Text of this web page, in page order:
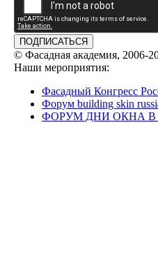
ПОДПИСАТЬСЯ
© Фасадная академия, 2006-
Наши мероприятия:
Фасадный Конгресс
Форум building skin
ФОРУМ ДНИ ОКНА В